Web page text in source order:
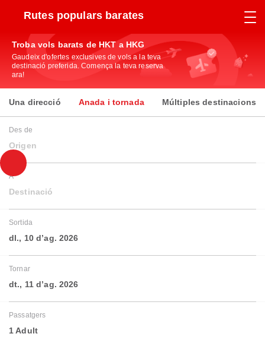
Rutes populars barates
Troba vols barats de HKT a HKG
Gaudeix d'ofertes exclusives de vols a la teva
destinació preferida. Comença la teva reserva
ara!
Una direcció Anada i tornada Múltiples destinacions
Des de
Origen
A
Destinació
Sortida
dl., 10 d’ag. 2026
Tornar
dt., 11 d’ag. 2026
Passatgers
1 Adult